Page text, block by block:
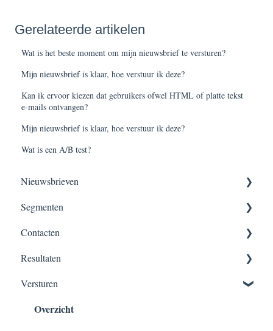
Gerelateerde artikelen
Wat is het beste moment om mijn nieuwsbrief te versturen?
Mijn nieuwsbrief is klaar, hoe verstuur ik deze?
Kan ik ervoor kiezen dat gebruikers ofwel HTML of platte tekst
e-mails ontvangen?
Mijn nieuwsbrief is klaar, hoe verstuur ik deze?
Wat is een A/B test?
Nieuwsbrieven
Nieuwsbrieven maken
Versturen, verzendschema’s & planningen
Segmenten
Segmentatie overzicht
Dynamisch segment
Contacten
Contacten beheer
Velden
Verzendlijsten
Resultaten
Overzicht
Versturen
Overzicht